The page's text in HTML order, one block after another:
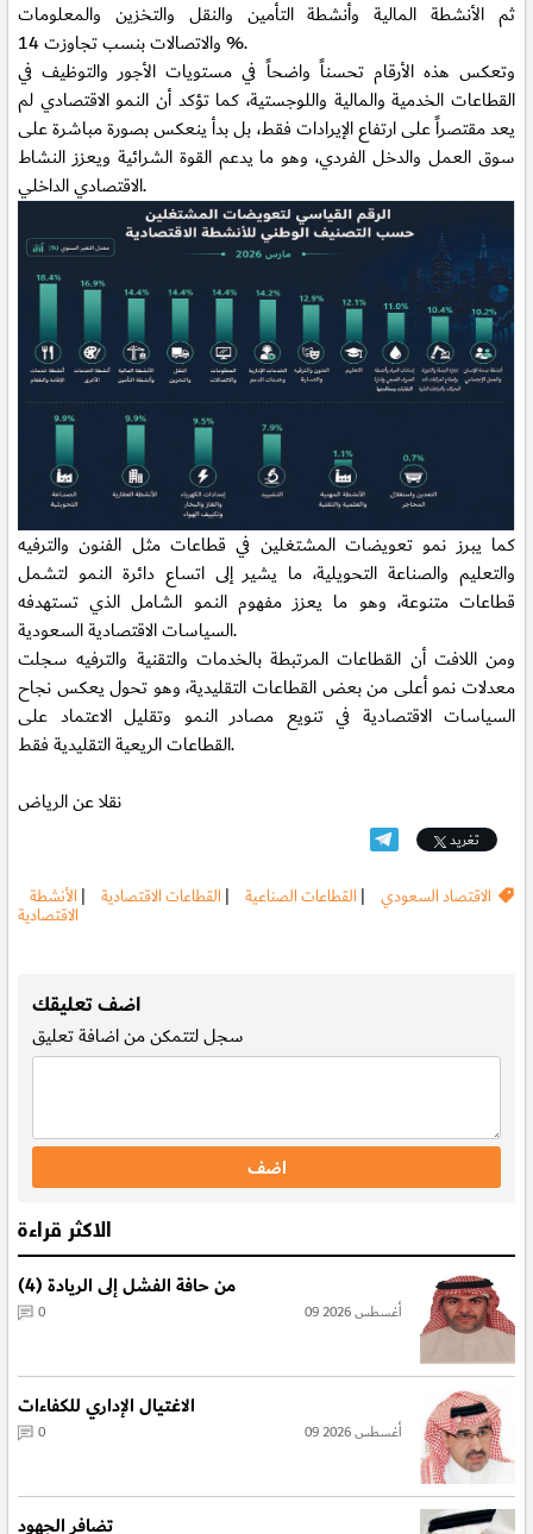
ثم الأنشطة المالية وأنشطة التأمين والنقل والتخزين والمعلومات
والاتصالات بنسب تجاوزت 14 %.
وتعكس هذه الأرقام تحسناً واضحاً في مستويات الأجور والتوظيف في
القطاعات الخدمية والمالية واللوجستية، كما تؤكد أن النمو الاقتصادي لم
يعد مقتصراً على ارتفاع الإيرادات فقط، بل بدأ ينعكس بصورة مباشرة على
سوق العمل والدخل الفردي، وهو ما يدعم القوة الشرائية ويعزز النشاط
الاقتصادي الداخلي.
كما يبرز نمو تعويضات المشتغلين في قطاعات مثل الفنون والترفيه
والتعليم والصناعة التحويلية، ما يشير إلى اتساع دائرة النمو لتشمل
قطاعات متنوعة، وهو ما يعزز مفهوم النمو الشامل الذي تستهدفه
السياسات الاقتصادية السعودية.
ومن اللافت أن القطاعات المرتبطة بالخدمات والتقنية والترفيه سجلت
معدلات نمو أعلى من بعض القطاعات التقليدية، وهو تحول يعكس نجاح
السياسات الاقتصادية في تنويع مصادر النمو وتقليل الاعتماد على
القطاعات الريعية التقليدية فقط.
نقلا عن الرياض
تغريد
الاقتصاد السعودي | القطاعات الصناعية | القطاعات الاقتصادية | الأنشطة
الاقتصادية
اضف تعليقك
سجللتتمكن من اضافة تعليق
الاكثر قراءة
من حافة الفشل إلى الريادة (4)
09 أغسطس 2026 0
الاغتيال الإداري للكفاءات
09 أغسطس 2026 0
تضافر الجهود